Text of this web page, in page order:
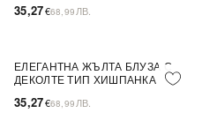
35,27€68,99 ЛВ.
ПОСЛЕДНА БРОЙКА
ЕЛЕГАНТНА ЖЪЛТА БЛУЗА С
ДЕКОЛТЕ ТИП ХИШПАНКА
35,27€68,99 ЛВ.